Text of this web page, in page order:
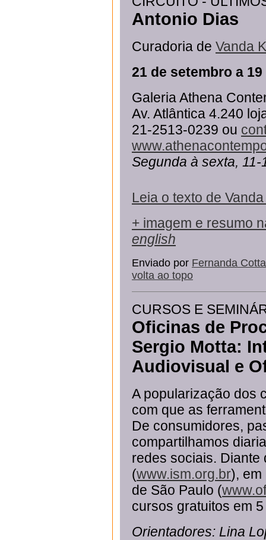
Antonio Dias
Curadoria de Vanda
21 de setembro a
Galeria Athena
Av. Atlântica 4.240
21-2513-0239 ou
Segunda à sexta,
Leia o texto de
+ imagem e resumo
english
Enviado por Fernanda Cotta
volta ao topo
CURSOS E
Oficinas de
Sergio Motta:
Audiovisual e
A popularização dos
com que as
De consumidores,
compartilhamos
redes sociais. Diante
(www.ism.org.br), em
de São Paulo (
cursos gratuitos em
Orientadores: Lina